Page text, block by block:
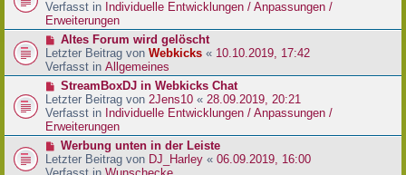
a
g
i
t
a
g
u
e
r
B
e
i
r
a
g
Verfasst in Individuelle Entwicklungen / Anpassungen /
Erweiterungen
N
e
u
e
r
B
e
i
r
Altes Forum wird gelöscht
Letzter Beitrag von Webkicks « 10.10.2019, 17:42
Verfasst in Allgemeines
N
e
u
e
r
B
e
StreamBoxDJ in Webkicks Chat
Letzter Beitrag von 2Jens10 « 28.09.2019, 20:21
Verfasst in Individuelle Entwicklungen / Anpassungen /
Erweiterungen
N
e
u
Werbung unten in der Leiste
Letzter Beitrag von DJ_Harley « 06.09.2019, 16:00